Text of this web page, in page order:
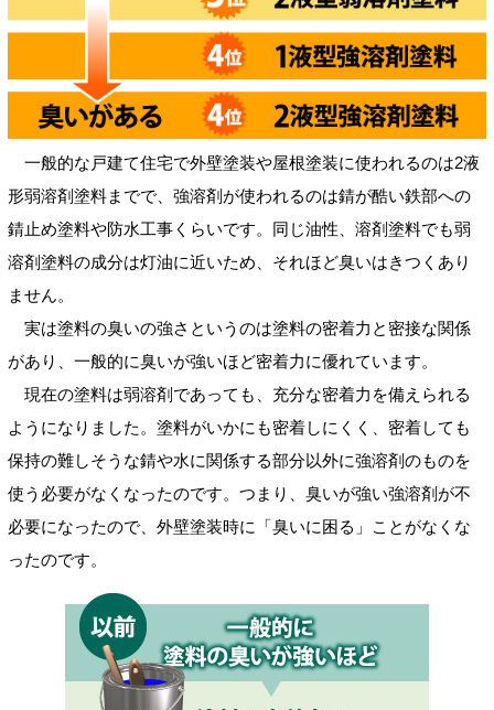
一般的な戸建て住宅で外壁塗装や屋根塗装に使われるのは2液
形弱溶剤塗料までで、強溶剤が使われるのは錆が酷い鉄部への
錆止め塗料や防水工事くらいです。同じ油性、溶剤塗料でも弱
溶剤塗料の成分は灯油に近いため、それほど臭いはきつくあり
ません。
実は塗料の臭いの強さというのは塗料の密着力と密接な関係
があり、一般的に臭いが強いほど密着力に優れています。
現在の塗料は弱溶剤であっても、充分な密着力を備えられる
ようになりました。塗料がいかにも密着しにくく、密着しても
保持の難しそうな錆や水に関係する部分以外に強溶剤のものを
使う必要がなくなったのです。つまり、臭いが強い強溶剤が不
必要になったので、外壁塗装時に「臭いに困る」ことがなくな
ったのです。